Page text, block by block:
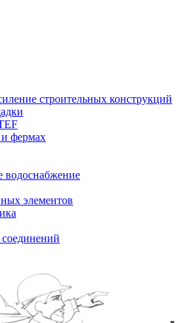
строительных конструкций
фермах
водоснабжение
элементов